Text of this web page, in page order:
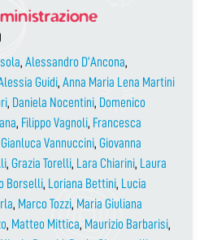
, Alessandro D’Ancona,
Guidi, Anna Maria Lena Martini
, Daniela Nocentini, Domenico
, Filippo Vagnoli, Francesca
Gianluca Vannuccini, Giovanna
, Grazia Torelli, Lara Chiarini, Laura
Borselli, Loriana Bettini, Lucia
, Marco Tozzi, Maria Giuliana
, Matteo Mittica, Maurizio Barbarisi,